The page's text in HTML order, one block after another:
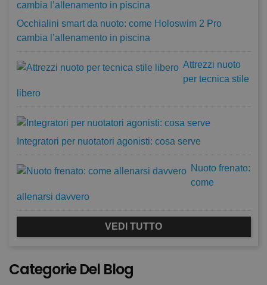
Occhialini smart da nuoto: come Holoswim 2 Pro
cambia l’allenamento in piscina
Attrezzi nuoto
per tecnica stile
libero
Integratori per nuotatori agonisti: cosa serve
Nuoto frenato:
come
allenarsi davvero
VEDI TUTTO
Categorie Del Blog